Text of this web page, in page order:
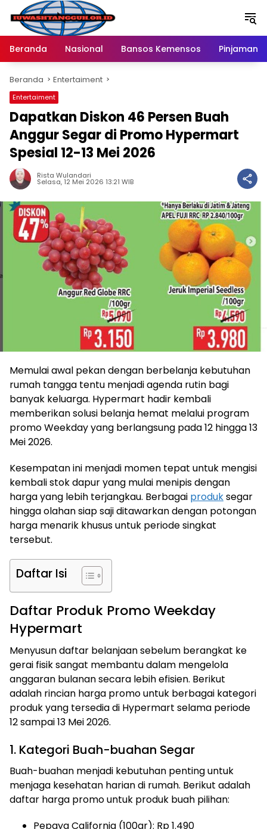
Langsung
konten
Beranda
Nasional Bansos Kemensos Pinjaman
Beranda Entertaiment
Entertaiment
Dapatkan Diskon 46 Persen Buah
Anggur Segar di Promo Hypermart
Spesial 12-13 Mei 2026
Rista Wulandari
Selasa, 12 Mei 2026 13:21 WIB
Memulai awal pekan dengan berbelanja kebutuhan
rumah tangga tentu menjadi agenda rutin bagi
banyak keluarga. Hypermart hadir kembali
memberikan solusi belanja hemat melalui program
promo Weekday yang berlangsung pada 12 hingga 13
Mei 2026.
Kesempatan ini menjadi momen tepat untuk mengisi
kembali stok dapur yang mulai menipis dengan
harga yang lebih terjangkau. Berbagai produksegar
hingga olahan siap saji ditawarkan dengan potongan
harga menarik khusus untuk periode singkat
tersebut.
Daftar Isi
Daftar Produk Promo Weekday
Hypermart
Menyusun daftar belanjaan sebelum berangkat ke
gerai fisik sangat membantu dalam mengelola
anggaran bulanan secara lebih efisien. Berikut
adalah rincian harga promo untuk berbagai kategori
produk yang tersedia di Hypermart selama periode
12 sampai 13 Mei 2026.
1. Kategori Buah-buahan Segar
Buah-buahan menjadi kebutuhan penting untuk
menjaga kesehatan harian di rumah. Berikut adalah
daftar harga promo untuk produk buah pilihan:
Pepaya California (100gr): Rp 1.490